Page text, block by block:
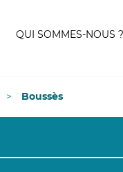
QUI SOMMES-NOUS ?
Boussès